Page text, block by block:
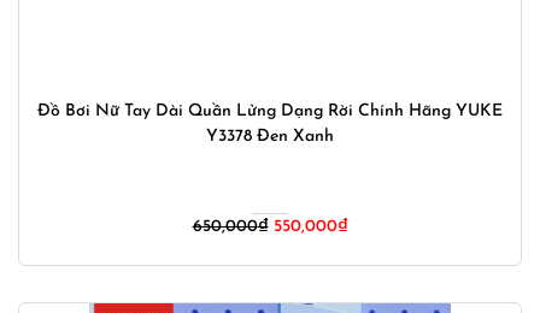
Đồ Bơi Nữ Tay Dài Quần Lửng Dạng Rời Chính Hãng YUKE
Y3378 Đen Xanh
650,000₫ Giá
650,000₫.
550,000₫Giá
là: